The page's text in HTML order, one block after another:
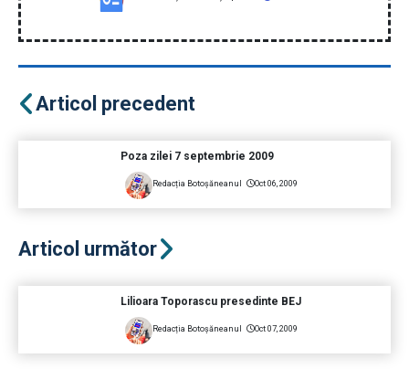
Articol precedent
Poza zilei 7 septembrie 2009
Redacția Botoșăneanul Oct 06, 2009
Articol următor
Lilioara Toporascu presedinte BEJ
Redacția Botoșăneanul Oct 07, 2009